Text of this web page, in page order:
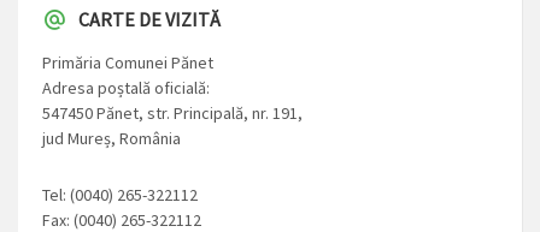
CARTE DE VIZITĂ
Primăria Comunei Pănet
Adresa poștală oficială:
547450 Pănet, str. Principală, nr. 191,
jud Mureș, România
Tel: (0040) 265-322112
Fax: (0040) 265-322112